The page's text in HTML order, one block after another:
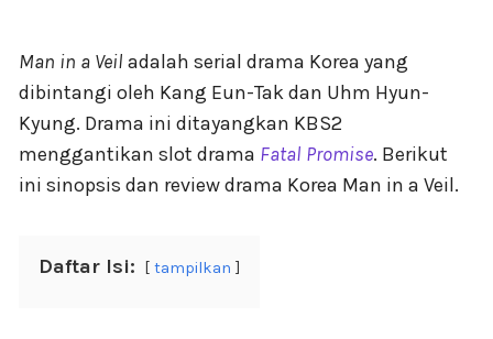
Man in a Veil adalah serial drama Korea yang
dibintangi oleh Kang Eun-Tak dan Uhm Hyun-
Kyung. Drama ini ditayangkan KBS2
menggantikan slot drama Fatal Promise. Berikut
ini sinopsis dan review drama Korea Man in a Veil.
Daftar Isi: tampilkan